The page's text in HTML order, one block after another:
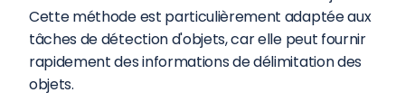
Cette méthode est particulièrement adaptée aux
tâches de détection d'objets, car elle peut fournir
rapidement des informations de délimitation des
objets.